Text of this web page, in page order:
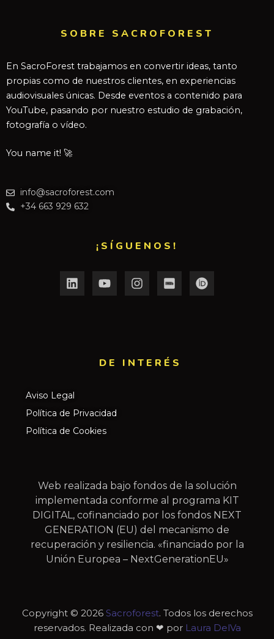
SOBRE SACROFOREST
En SacroForest trabajamos en convertir ideas, tanto
propias como de nuestros clientes, en experiencias
audiovisuales únicas. Desde eventos a contenido para
YouTube, pasando por nuestro estudio de grabación,
fotografía o vídeo.
You name it! 🚀
info@sacroforest.com
+34 663 929 632
¡SÍGUENOS!
DE INTERÉS​
Aviso Legal
Política de Privacidad
Política de Cookies
Web realizada bajo fondos de la solución
implementada conforme al programa KIT
DIGITAL, cofinanciado por los fondos NEXT
GENERATION (EU) del mecanismo de
recuperación y resiliencia. «financiado por la
Unión Europea – NextGenerationEU»
Copyright © 2026 Sacroforest. Todos los derechos
reservados. Realizada con ❤ por Laura DelVa